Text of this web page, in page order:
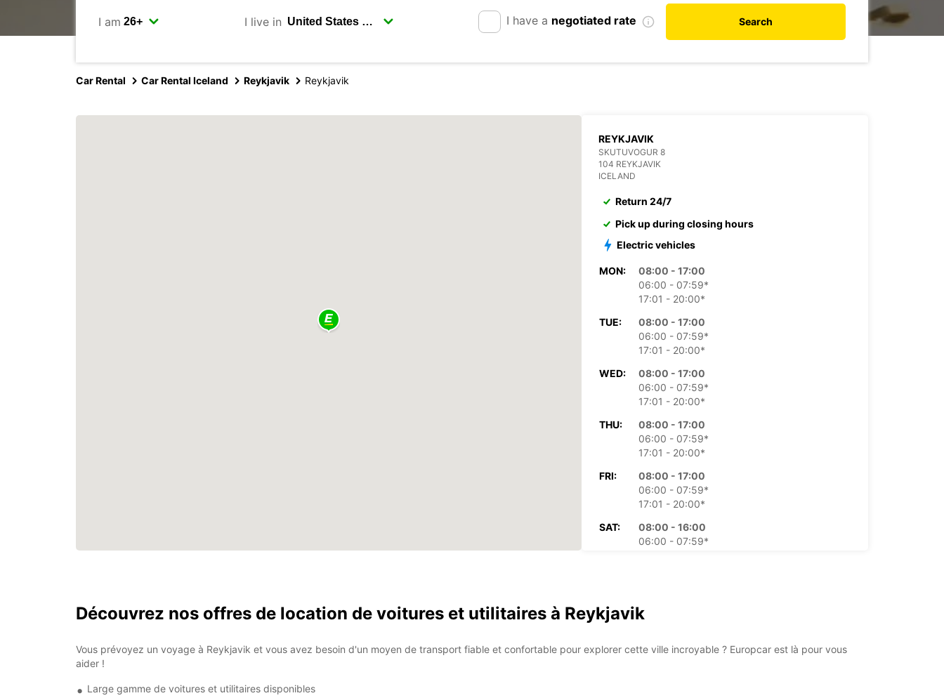
I am I live in I have a negotiated rate Search
Car Rental Car Rental Iceland Reykjavik Reykjavik
REYKJAVIK
SKUTUVOGUR 8
104 REYKJAVIK
ICELAND
Return 24/7
Pick up during closing hours
Electric vehicles
MON:
08:00 - 17:00
06:00 - 07:59*
17:01 - 20:00*
TUE:
08:00 - 17:00
06:00 - 07:59*
17:01 - 20:00*
WED:
08:00 - 17:00
06:00 - 07:59*
17:01 - 20:00*
THU:
08:00 - 17:00
06:00 - 07:59*
17:01 - 20:00*
FRI:
08:00 - 17:00
06:00 - 07:59*
17:01 - 20:00*
SAT:
08:00 - 16:00
06:00 - 07:59*
These opening hours may vary due to public holidays.
Découvrez nos offres de location de voitures et utilitaires à Reykjavik
Vous prévoyez un voyage à Reykjavik et vous avez besoin d'un moyen de transport fiable et confortable pour explorer cette ville incroyable ? Europcar est là pour vous
aider !
Large gamme de voitures et utilitaires disponibles